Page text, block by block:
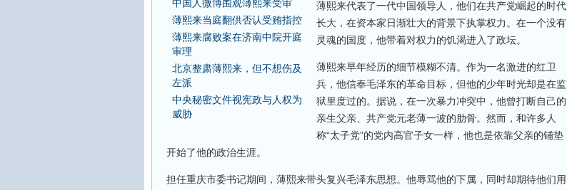
中国人微博围观薄熙来受审
薄熙来当庭翻供否认受贿指控
薄熙来腐败案在济南中院开庭
审理
北京整肃薄熙来，但不想伤及
左派
中央秘密文件视宪政与人权为
威胁
薄熙来代表了一代中国领导人，他们在共产党崛起的时代
长大，在资本家日渐壮大的背景下执掌权力。在一个没有
灵魂的国度，他带着对权力的饥渴进入了政坛。
薄熙来早年经历的细节模糊不清。作为一名激进的红卫
兵，他信奉毛泽东的革命目标，但他的少年时光却是在监
狱里度过的。据说，在一次暴力冲突中，他曾打断自己的
亲生父亲、共产党元老薄一波的肋骨。然而，和许多人
称“太子党”的党内高官子女一样，他也是依靠父亲的铺垫
开始了他的政治生涯。
担任重庆市委书记期间，薄熙来带头复兴毛泽东思想。他辱骂他的下属，同时却期待他们用